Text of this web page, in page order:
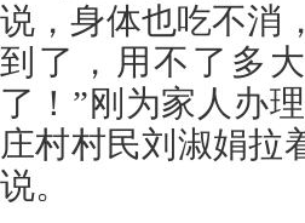
说，身体也吃不消
到了，用不了多
了！”刚为家人办
庄村村民刘淑娟拉
说。